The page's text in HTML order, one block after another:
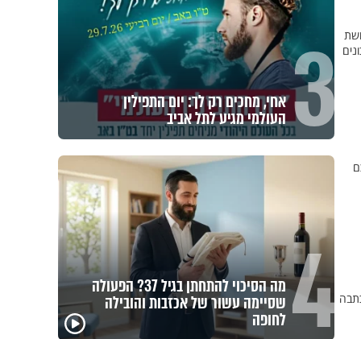
3 אחי, מחכים רק לך: יום התפילין
העולמי מגיע לתל אביב
4 מה הסיכוי להתחתן בגיל 37? הפעולה
שסיימה עשור של אכזבות והובילה
לחופה